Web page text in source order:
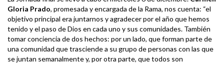
Gloria Prado, promesada y encargada de la Rama, nos cuenta: “el
objetivo principal era juntarnos y agradecer por el año que hemos
tenido y el paso de Dios en cada uno y sus comunidades. También
tomar conciencia de dos hechos: por un lado, que forman parte de
una comunidad que trasciende a su grupo de personas con las que
se juntan semanalmente y, por otra parte, que todos son